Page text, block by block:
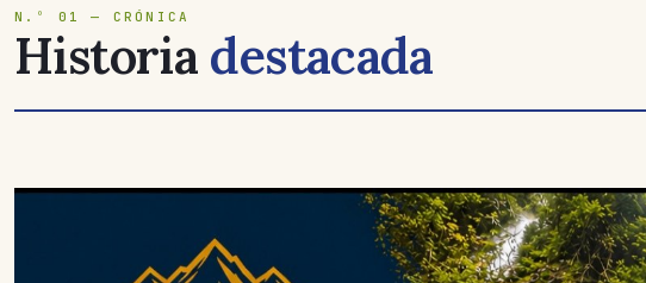
N.º 01 — CRÓNICA
Historia destacada